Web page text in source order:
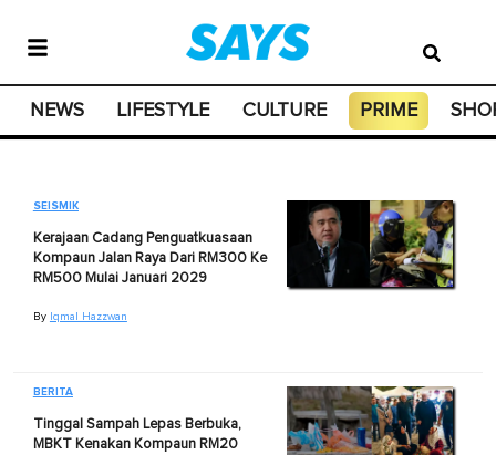
NEWS LIFESTYLE CULTURE PRIME
SEISMIK
Kerajaan Cadang Penguatkuasaan
Kompaun Jalan Raya Dari RM300 Ke
RM500 Mulai Januari 2029
By Iqmal Hazzwan
BERITA
Tinggal Sampah Lepas Berbuka,
MBKT Kenakan Kompaun RM20